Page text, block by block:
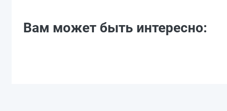
Вам может быть интересно: